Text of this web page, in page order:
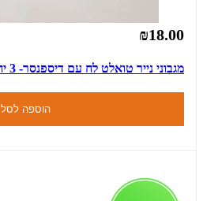
₪18.00
מגבוני נייר טואלט לח עם דיספנסר- 3 יח
הוספה לסל